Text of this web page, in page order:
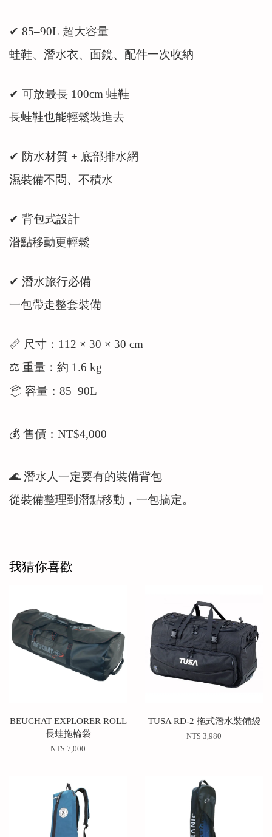
✔ 85–90L 超大容量
蛙鞋、潛水衣、面鏡、配件一次收納
✔ 可放最長 100cm 蛙鞋
長蛙鞋也能輕鬆裝進去
✔ 防水材質 + 底部排水網
濕裝備不悶、不積水
✔ 背包式設計
潛點移動更輕鬆
✔ 潛水旅行必備
一包帶走整套裝備
📏 尺寸：112 × 30 × 30 cm
⚖ 重量：約 1.6 kg
📦 容量：85–90L
💰 售價：NT$4,000
🌊 潛水人一定要有的裝備背包
從裝備整理到潛點移動，一包搞定。
我猜你喜歡
BEUCHAT EXPLORER ROLL
長蛙拖輪袋
NT$ 7,000
TUSA RD-2 拖式潛水裝備袋
NT$ 3,980